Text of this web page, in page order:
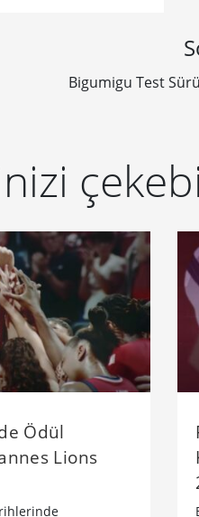
Bigumigu Test
Ödül
Lions